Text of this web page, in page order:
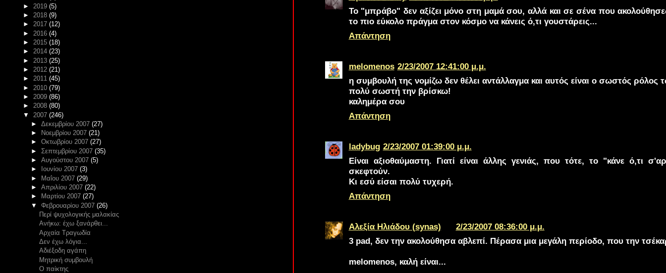
Το "μπράβο" δεν αξίζει μόνο στη μαμά σου, αλλά και σε σένα που
το πιο εύκολο πράγμα στον κόσμο να κάνεις ό,τι γουστάρεις...
Απάντηση
melomenos 2/23/2007 12:41:00 μ.μ.
η συμβουλή της νομίζω δεν θέλει αντάλλαγμα και αυτός είναι ο σωστός ρόλος
πολύ σωστή την βρίσκω!
καλημέρα σου
Απάντηση
ladybug 2/23/2007 01:39:00 μ.μ.
Είναι αξιοθαύμαστη. Γιατί είναι άλλης γενιάς, που τότε, το "κάνε ό,τι
σκεφτούν.
Κι εσύ είσαι πολύ τυχερή.
Απάντηση
Αλεξία Ηλιάδου (synas)
2/23/2007 08:36:00 μ.μ.
3 pad, δεν την ακολούθησα αβλεπί. Πέρασα μια μεγάλη περίοδο, που την
melomenos, καλή είναι...
► 2019 (5)
► 2018 (9)
► 2017 (12)
► 2016 (4)
► 2015 (18)
► 2014 (23)
► 2013 (25)
► 2012 (21)
► 2011 (45)
► 2010 (79)
► 2009 (86)
► 2008 (80)
▼ 2007 (246)
► Δεκεμβρίου 2007 (27)
►
Νοεμβρίου 2007 (21)
► Οκτωβρίου 2007 (27)
► Σεπτεμβρίου 2007 (35)
► Αυγούστου 2007 (5)
►
Ιουνίου 2007 (3)
► Μαΐου 2007 (29)
► Απριλίου 2007 (22)
►
Μαρτίου 2007 (27)
▼ Φεβρουαρίου 2007 (26)
Περί ψυχολογικής μαλακίας
Ανήκω: έχω ξανάρθει...
Αρχαία Τραγωδία
Δεν έχω λόγια...
Αδιέξοδη αγάπη
Μητρική συμβουλή
Ο παίκτης